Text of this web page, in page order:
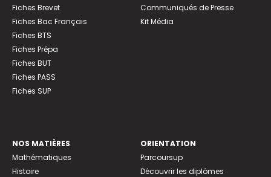
Fiches Brevet
Fiches Bac Français
Fiches BTS
Fiches Prépa
Fiches BUT
Fiches PASS
Fiches SUP
Communiqués de Presse
Kit Média
NOS MATIÈRES
Mathématiques
Histoire
ORIENTATION
Parcoursup
Découvrir les diplômes